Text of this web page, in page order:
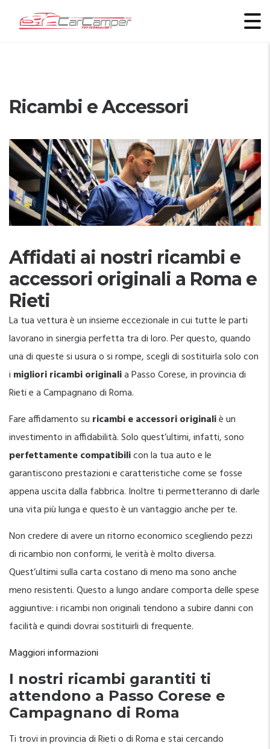
Ricambi e Accessori
Affidati ai nostri ricambi e
accessori originali a Roma e
Rieti
La tua vettura è un insieme eccezionale in cui tutte le parti
lavorano in sinergia perfetta tra di loro. Per questo, quando
una di queste si usura o si rompe, scegli di sostituirla solo con
i migliori ricambi originalia Passo Corese, in provincia di
Rieti e a Campagnano di Roma.
Fare affidamento su ricambi e accessori originaliè un
investimento in affidabilità. Solo quest’ultimi, infatti, sono
perfettamente compatibilicon la tua auto e le
garantiscono prestazioni e caratteristiche come se fosse
appena uscita dalla fabbrica. Inoltre ti permetteranno di darle
una vita più lunga e questo è un vantaggio anche per te.
Non credere di avere un ritorno economico scegliendo pezzi
di ricambio non conformi, le verità è molto diversa.
Quest’ultimi sulla carta costano di meno ma sono anche
meno resistenti. Questo a lungo andare comporta delle spese
aggiuntive: i ricambi non originali tendono a subire danni con
facilità e quindi dovrai sostituirli di frequente.
Maggiori informazioni
I nostri ricambi garantiti ti
attendono a Passo Corese e
Campagnano di Roma
Ti trovi in provincia di Rieti o di Roma e stai cercando